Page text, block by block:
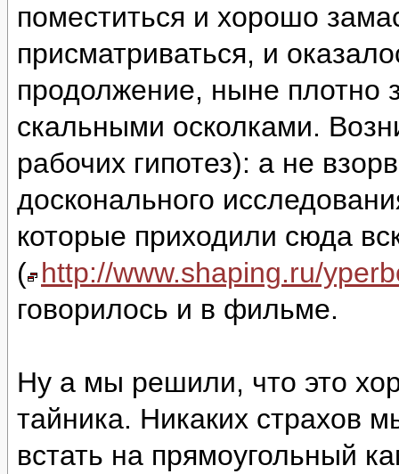
поместиться и хорошо
присматриваться, и
продолжение, ныне плотно
скальными осколками.
рабочих гипотез): а не
досконального
которые приходили сюда
( http://www.shaping.ru/
говорилось и в фильме.
Ну а мы решили, что это
тайника. Никаких страхов
встать на прямоугольный